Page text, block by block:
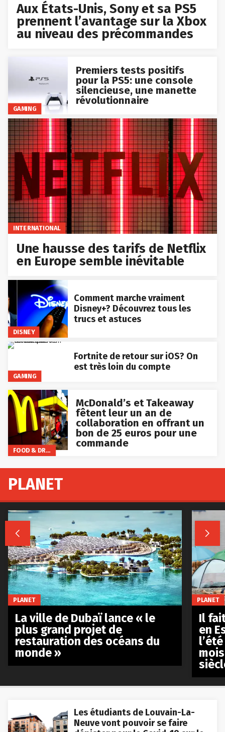
Aux États-Unis, Sony et sa PS5
prennent l’avantage sur la Xbox
au niveau des précommandes
GAMING
Premiers tests positifs
pour la PS5: une console
silencieuse, une manette
révolutionnaire
INTERNATIONAL
Une hausse des tarifs de Netflix
en Europe semble inévitable
DISNEY
Comment marche vraiment
Disney+? Découvrez tous les
trucs et astuces
GAMING
Fortnite de retour sur iOS? On
est très loin du compte
FOOD & DRINKS
McDonald’s et Takeaway
fêtent leur un an de
collaboration en offrant un
bon de 25 euros pour une
commande
Les étudiants de Louvain-La-
Neuve vont pouvoir se faire
PLANET
 
PLANET
La ville de Dubaï lance « le
plus grand projet de
restauration des océans du
monde »
PLANET
Il
en